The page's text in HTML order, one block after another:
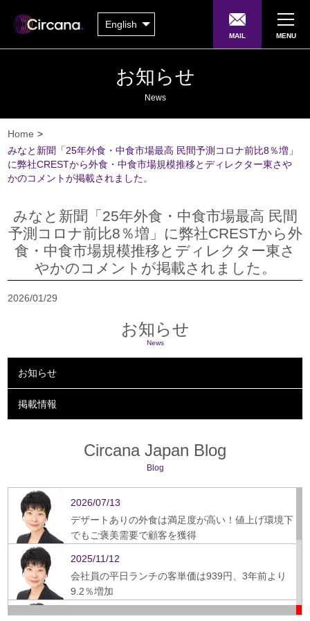
English
MAIL MENU
お知らせ
News
Home >
みなと新聞「25年外食・中食市場最高 民間予測コロナ前比8％増」
に弊社CRESTから外食・中食市場規模推移とディレクター東さや
かのコメントが掲載されました。
みなと新聞「25年外食・中食市場最高 民間
予測コロナ前比8％増」に弊社CRESTから外
食・中食市場規模推移とディレクター東さ
やかのコメントが掲載されました。
2026/01/29
お知らせ
News
お知らせ
掲載情報
Circana Japan Blog
Blog
2026/07/13
デザートありの外食は満足度が高い！値上げ環境下
でもご褒美需要で顧客を獲得
2025/11/12
会社員の平日ランチの客単価は939円、3年前より
9.2％増加
2025/09/16